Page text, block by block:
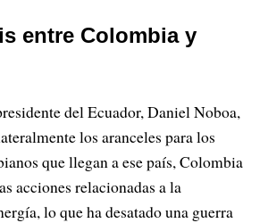
entre Colombia y
del Ecuador, Daniel Noboa,
los aranceles para los
que llegan a ese país, Colombia
acciones relacionadas a la
lo que ha desatado una guerra